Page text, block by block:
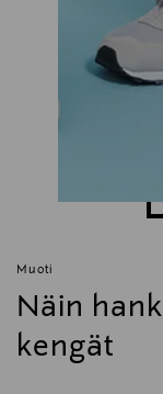
Muoti
Näin
kengät